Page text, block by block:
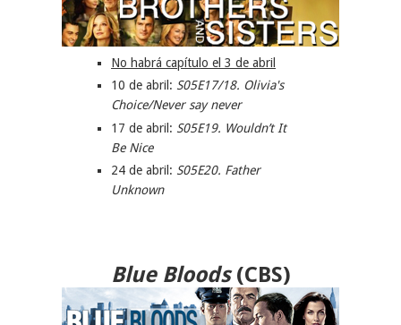
No habrá capítulo el 3 de abril
10 de abril: S05E17/18. Olivia's
Choice/Never say never
17 de abril: S05E19. Wouldn’t It
Be Nice
24 de abril: S05E20. Father
Unknown
Blue Bloods(CBS)